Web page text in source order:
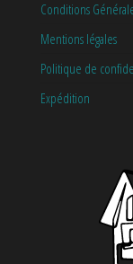
Conditions
Mentions légales
Politique de
Expédition